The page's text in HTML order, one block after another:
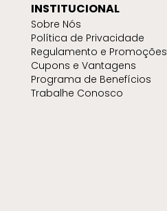
INSTITUCIONAL
Sobre Nós
Política de Privacidade
Regulamento e Promoções
Cupons e Vantagens
Programa de Benefícios
Trabalhe Conosco